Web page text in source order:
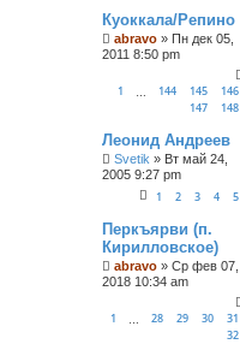
Куоккала/Репино
abravo » Пн дек 05,
2011 8:50 pm
1 144 145
146
147
148
Леонид Андреев
Svetik » Вт май 24,
2005 9:27 pm
1 2 3 4 5
Перкъярви (п.
Кирилловское)
abravo » Ср фев 07,
2018 10:34 am
1 28 29 30
31
32